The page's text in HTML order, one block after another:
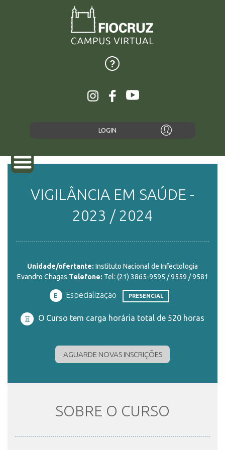
LOGIN
PLATAFORMAS
DOCUMENTOS
VIGILÂNCIA EM SAÚDE -
2023 / 2024
Unidade/ofertante: Instituto Nacional de Infectologia
Evandro Chagas Telefone: Tel: (21) 3865-9595 / 9559 / 9581
E Especialização PRESENCIAL
O Curso tem carga horária total de 520 horas
AGUARDE NOVAS INSCRIÇÕES
SOBRE O CURSO